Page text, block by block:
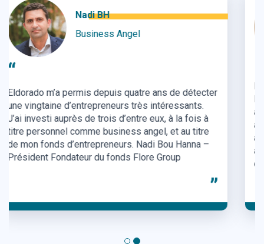
Romain Nony
Indiana Capital
Nous avons trouvé Eldorado lorsque nous étions à
la recherche de financement pour développer notre
activité en particulier sur l’acquisition client. Grâce
à la plateforme nous avons pu entrer en relation
avec plusieurs Business Angels qualifiés qui
avaient la même stratégie et la même vision sur le
développement de notre entreprise.